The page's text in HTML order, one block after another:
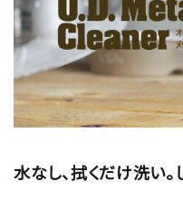
水なし、拭くだけ洗い